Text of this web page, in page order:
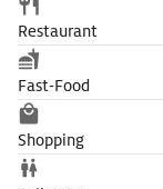
Restaurant
Fast-Food
Shopping